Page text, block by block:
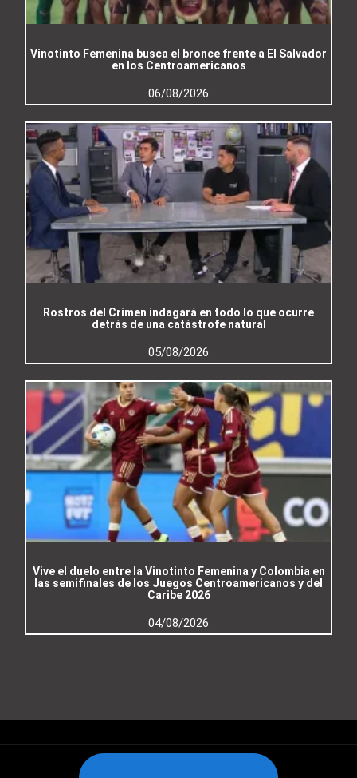
Vinotinto Femenina busca el bronce frente a El Salvador
en los Centroamericanos
06/08/2026
Rostros del Crimen indagará en todo lo que ocurre
detrás de una catástrofe natural
05/08/2026
Vive el duelo entre la Vinotinto Femenina y Colombia en
las semifinales de los Juegos Centroamericanos y del
Caribe 2026
04/08/2026